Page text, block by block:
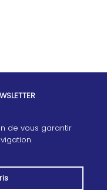
de vous garantir